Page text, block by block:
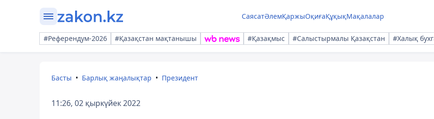
СаясатӘлемҚаржыОқиғаҚұқықМақалалар
#Референдум-2026 #Қазақстан мақтанышы #Қазақмыс #Салыстырмалы Қазақстан #Халық
Басты Барлық жаңалықтар Президент
11:26, 02 қыркүйек 2022